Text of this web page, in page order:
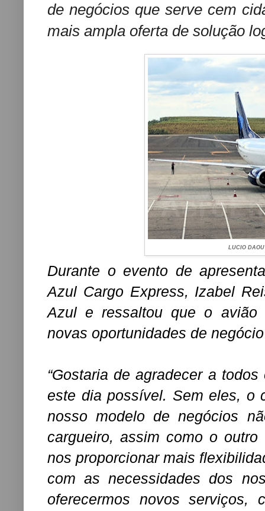
de negócios que serve cem
mais ampla oferta de solução
LUCIO
Durante o evento de
Azul Cargo Express, Izabel
Azul e ressaltou que o avião
novas oportunidades de
“Gostaria de agradecer a
este dia possível. Sem eles, o
nosso modelo de negócios
cargueiro, assim como o
nos proporcionar mais
com as necessidades dos
oferecermos novos serviços,